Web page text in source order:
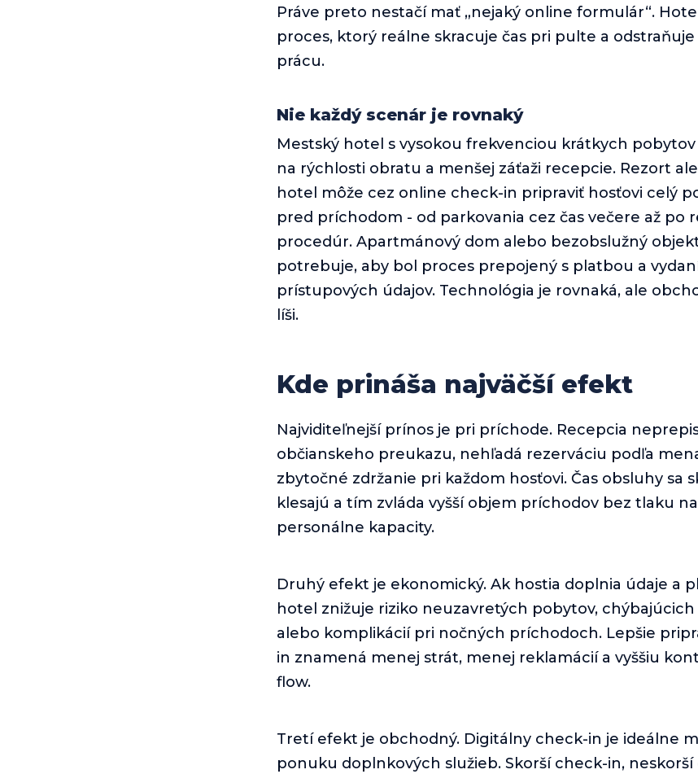
Práve preto nestačí mať „nejaký online formulár“.
proces, ktorý reálne skracuje čas pri pulte a
prácu.
Nie každý scenár je rovnaký
Mestský hotel s vysokou frekvenciou krátkych pobytov
na rýchlosti obratu a menšej záťaži recepcie. Rezort
hotel môže cez online check-in pripraviť hosťovi celý
pred príchodom - od parkovania cez čas večere až po
procedúr. Apartmánový dom alebo bezobslužný
potrebuje, aby bol proces prepojený s platbou a
prístupových údajov. Technológia je rovnaká, ale
líši.
Kde prináša najväčší efekt
Najviditeľnejší prínos je pri príchode. Recepcia
občianskeho preukazu, nehľadá rezerváciu podľa
zbytočné zdržanie pri každom hosťovi. Čas obsluhy sa
klesajú a tím zvláda vyšší objem príchodov bez tlaku
personálne kapacity.
Druhý efekt je ekonomický. Ak hostia doplnia údaje a
hotel znižuje riziko neuzavretých pobytov,
alebo komplikácií pri nočných príchodoch. Lepšie
in znamená menej strát, menej reklamácií a vyššiu
flow.
Tretí efekt je obchodný. Digitálny check-in je ideálne
ponuku doplnkových služieb. Skorší check-in,